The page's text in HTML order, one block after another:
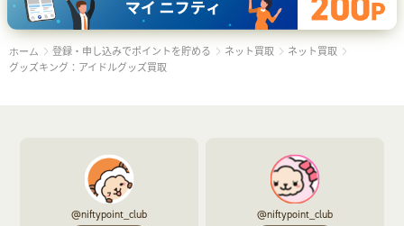
ホーム 登録・申し込みでポイントを貯める ネット買取
ネット買取
グッズキング：アイドルグッズ買取
@niftypoint_club @niftypoint_club